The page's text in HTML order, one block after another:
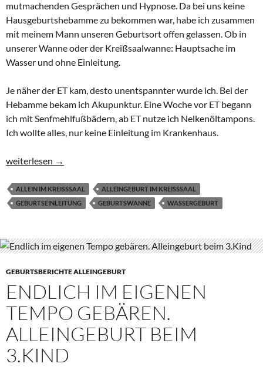
mutmachenden Gesprächen und Hypnose. Da bei uns keine
Hausgeburtshebamme zu bekommen war, habe ich zusammen
mit meinem Mann unseren Geburtsort offen gelassen. Ob in
unserer Wanne oder der Kreißsaalwanne: Hauptsache im
Wasser und ohne Einleitung.
Je näher der ET kam, desto unentspannter wurde ich. Bei der
Hebamme bekam ich Akupunktur. Eine Woche vor ET begann
ich mit Senfmehlfußbädern, ab ET nutze ich Nelkenöltampons.
Ich wollte alles, nur keine Einleitung im Krankenhaus.
Hauptsache im Wasser und ohne Einleitung
weiterlesen →
ALLEIN IM KREISSSAAL
ALLEINGEBURT IM KREISSSAAL
GEBURTSEINLEITUNG
GEBURTSWANNE WASSERGEBURT
GEBURTSBERICHTE ALLEINGEBURT
ENDLICH IM EIGENEN
TEMPO GEBÄREN.
ALLEINGEBURT BEIM
3.KIND